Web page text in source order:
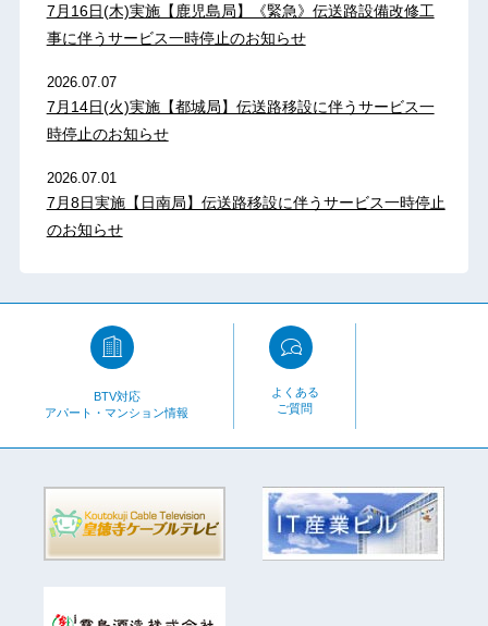
7月16日(木)実施【鹿児島局】《緊急》伝送路設備改修工
事に伴うサービス一時停止のお知らせ
2026.07.07
7月14日(火)実施【都城局】伝送路移設に伴うサービス一
時停止のお知らせ
2026.07.01
7月8日実施【日南局】伝送路移設に伴うサービス一時停止
のお知らせ
BTV対応
アパート・マンション情報
よくある
ご質問